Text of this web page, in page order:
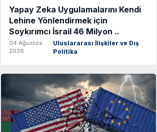
Yapay Zeka Uygulamalarını Kendi
Lehine Yönlendirmek için
Soykırımcı İsrail 46 Milyon ..
04 Ağustos
2026
Uluslararası İlişkiler ve Dış
Politika